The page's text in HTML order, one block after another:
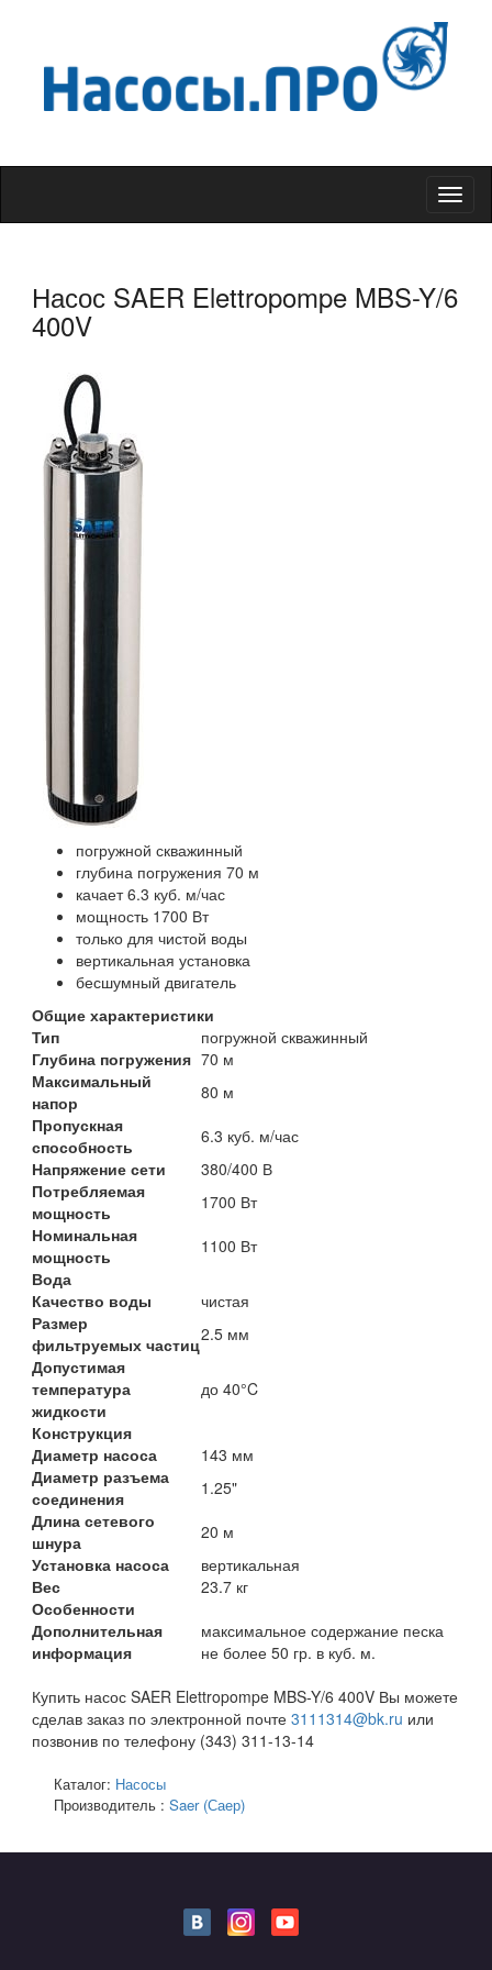
Меню
Насос SAER Elettropompe MBS-Y/6
400V
погружной скважинный
глубина погружения 70 м
качает 6.3 куб. м/час
мощность 1700 Вт
только для чистой воды
вертикальная установка
бесшумный двигатель
Общие характеристики
Тип
погружной скважинный
Глубина погружения 70 м
Максимальный
напор
80 м
Пропускная
способность
6.3 куб. м/час
Напряжение сети
380/400 В
Потребляемая
мощность
1700 Вт
Номинальная
мощность
1100 Вт
Вода
Качество воды
чистая
Размер
фильтруемых частиц2.5 мм
Допустимая
температура
жидкости
до 40°C
Конструкция
Диаметр насоса
143 мм
Диаметр разъема
соединения
1.25"
Длина сетевого
шнура
20 м
Установка насоса
вертикальная
Вес
23.7 кг
Особенности
Дополнительная
информация
максимальное содержание песка
не более 50 гр. в куб. м.
Купить насос SAER Elettropompe MBS-Y/6 400V Вы можете
сделав заказ по электронной почте 3111314@bk.ru или
позвонив по телефону (343) 311-13-14
Каталог: Насосы
Производитель : Saer (Саер)